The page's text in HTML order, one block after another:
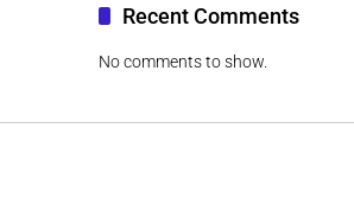
Recent Comments
No comments to show.